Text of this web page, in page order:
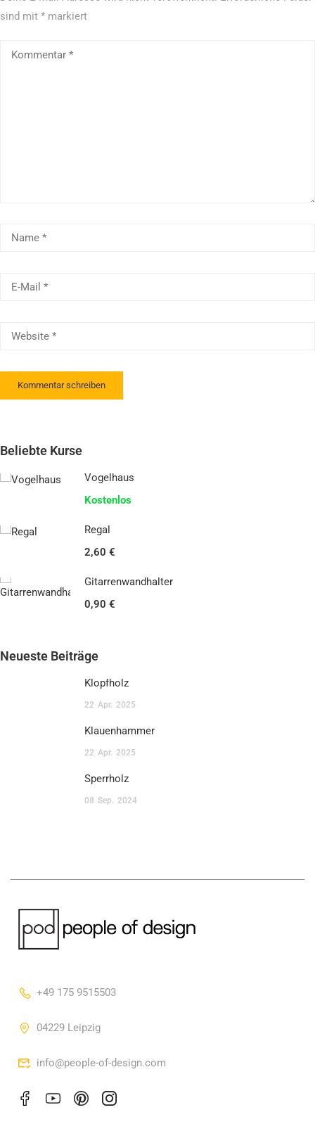
sind mit * markiert
Beliebte Kurse
Vogelhaus
Kostenlos
Regal
2,60 €
Gitarrenwandhalter
0,90 €
Neueste Beiträge
Klopfholz
22 Apr. 2025
Klauenhammer
22 Apr. 2025
Sperrholz
08 Sep. 2024
+49 175 9515503
04229 Leipzig
info@people-of-design.com